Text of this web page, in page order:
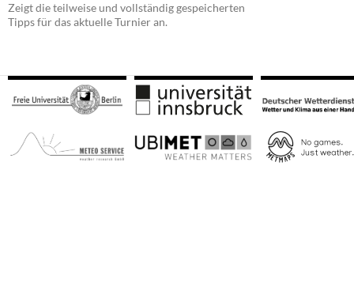
Zeigt die teilweise und vollständig gespeicherten
Tipps für das aktuelle Turnier an.